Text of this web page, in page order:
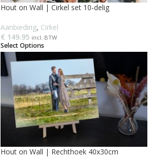
Hout on Wall | Cirkel set 10-delig
Aanbieding, Cirkel
€ 149.95 incl. BTW
Select Options
Hout on Wall | Rechthoek 40x30cm